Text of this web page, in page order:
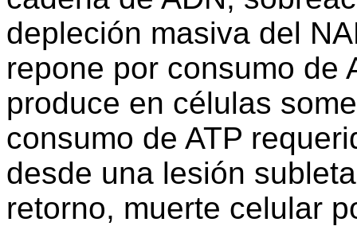
depleción masiva del
repone por consumo de
produce en células
consumo de ATP
desde una lesión
retorno, muerte celular